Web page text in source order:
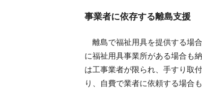
事業者に依存する離島支援
離島で福祉用具を提供する場
に福祉用具事業所がある場合も
は工事業者が限られ、手すり取
り、自費で業者に依頼する場合も